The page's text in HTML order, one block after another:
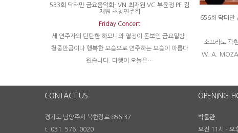
533회 닥터만 금요음악회- VN.최재원 VC.부윤정 PF.김
재원 초청연주회
Friday Concert
세 연주자의 탄탄한 하모니와 열정이 돋보인 금요일밤!
청중만큼이나 행복한 모습으로 연주하는 모습이 아름다
웠습니다. 다행이 오늘은…
656회 닥터만
소프라노 곽
W. A.
CONTACT US
경기도 남양주시 북한강로 856-37
t. 031. 576. 0020
OPENING
박물관
오전 11시 – 오